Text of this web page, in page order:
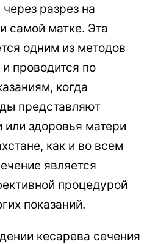
разрез на
самой матке. Эта
одним из методов
проводится по
когда
представляют
или здоровья матери
как и во всем
является
процедурой
показаний.
кесарева сечения